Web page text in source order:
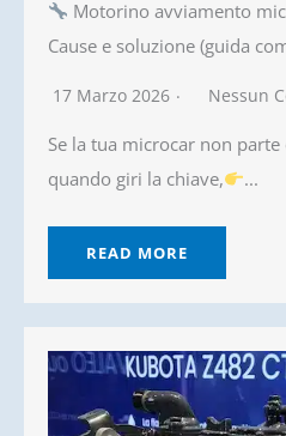
Motorino avviamento
Cause e soluzione (guida
17 Marzo 2026 Nessun
Se la tua microcar non parte
quando giri la chiave,
...
READ MORE